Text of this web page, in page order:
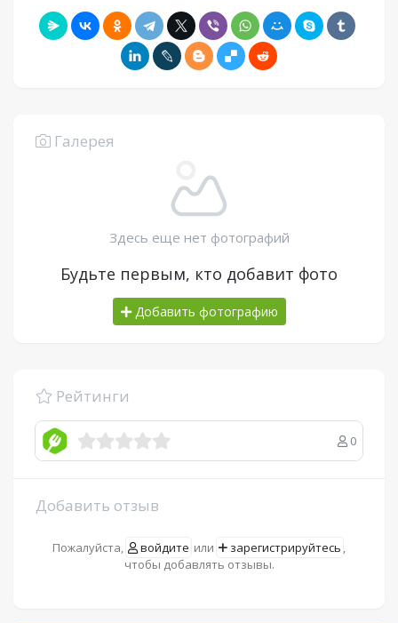
Галерея
Здесь еще нет фотографий
Будьте первым, кто добавит фото
Добавить фотографию
Рейтинги
0
Добавить отзыв
Пожалуйста, войдите или зарегистрируйтесь ,
чтобы добавлять отзывы.